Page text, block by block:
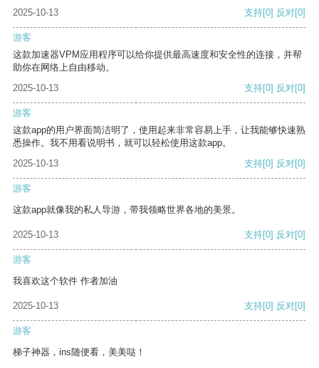
2025-10-13 支持[0] 反对[0]
游客
这款加速器VPM应用程序可以给你提供最高速度和安全性的连接，并帮
助你在网络上自由移动。
2025-10-13
支持[0] 反对[0]
游客
这款app的用户界面简洁明了，使用起来非常容易上手，让我能够快速熟
悉操作。我不用看说明书，就可以轻松使用这款app。
2025-10-13
支持[0] 反对[0]
游客
这款app就像我的私人导游，带我领略世界各地的美景。
2025-10-13 支持[0] 反对[0]
游客
我喜欢这个软件 作者加油
2025-10-13 支持[0] 反对[0]
游客
梯子神器，ins随便看，美美哒！